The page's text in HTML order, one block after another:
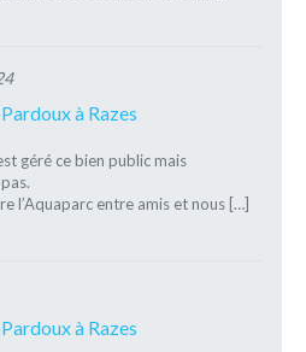
à Razes
géré ce bien public mais
l’Aquaparc entre amis et nous […]
à Razes